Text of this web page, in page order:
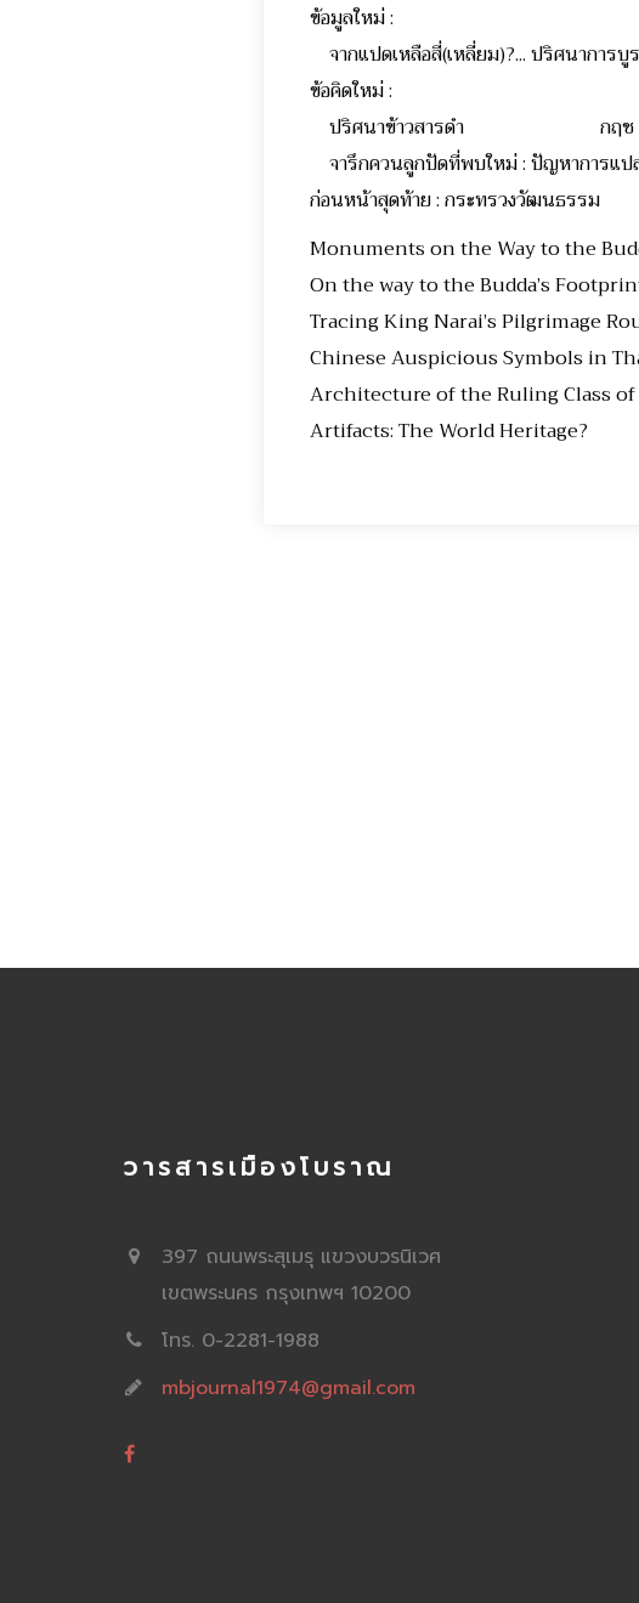
ข้อมูลใหม่ :
จากแปดเหลือสี่(เหลี่ยม)?... ปริศนากา
ข้อคิดใหม่ :
ปริศนาข้าวสารดำ กฤช เ
จารึกควนลูกปัดที่พบใหม่ : ปัญหาก
ก่อนหน้าสุดท้าย : กระทรวงวัฒน
Monuments on the Way to the
On the way to the Budda’s
Tracing King Narai’s
Chinese Auspicious
Architecture of the Ruling
Artifacts: The World
วารสารเมืองโบราณ
397 ถนนพระสุเมรุ แขวงบวรนิเวศ
เขตพระนคร กรุงเทพฯ 10200
โทร. 0-2281-1988
mbjournal1974@gmail.com